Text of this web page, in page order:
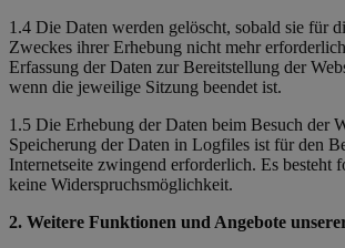
1.4 Die Daten werden gelöscht, sobald sie für
Zweckes ihrer Erhebung nicht mehr
Erfassung der Daten zur Bereitstellung der
wenn die jeweilige Sitzung beendet ist.
1.5 Die Erhebung der Daten beim Besuch der
Speicherung der Daten in Logfiles ist für den
Internetseite zwingend erforderlich. Es besteht
keine Widerspruchsmöglichkeit.
2. Weitere Funktionen und Angebote